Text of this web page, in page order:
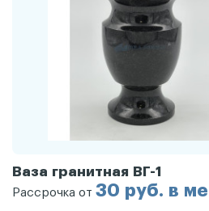
Ваза гранитная ВГ-1
Рассрочка от 30 руб. в